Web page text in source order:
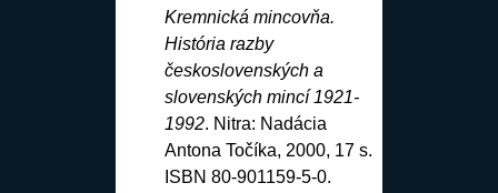
Kremnická mincovňa.
História razby
československých a
slovenských mincí 1921-
1992. Nitra: Nadácia
Antona Točíka, 2000, 17 s.
ISBN 80-901159-5-0.